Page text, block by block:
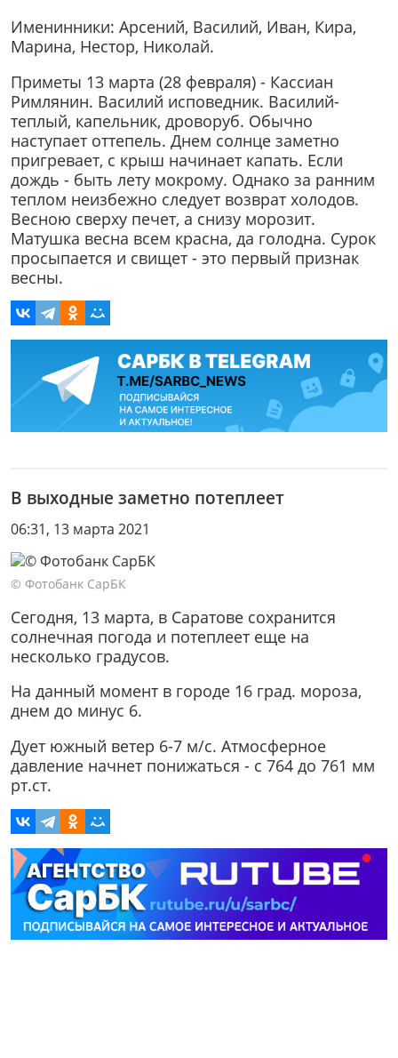
Именинники: Арсений, Василий, Иван, Кира,
Марина, Нестор, Николай.
Приметы 13 марта (28 февраля) - Кассиан
Римлянин. Василий исповедник. Василий-
теплый, капельник, дроворуб. Обычно
наступает оттепель. Днем солнце заметно
пригревает, с крыш начинает капать. Если
дождь - быть лету мокрому. Однако за ранним
теплом неизбежно следует возврат холодов.
Весною сверху печет, а снизу морозит.
Матушка весна всем красна, да голодна. Сурок
просыпается и свищет - это первый признак
весны.
В выходные заметно потеплеет
06:31, 13 марта 2021
© Фотобанк СарБК
Сегодня, 13 марта, в Саратове сохранится
солнечная погода и потеплеет еще на
несколько градусов.
На данный момент в городе 16 град. мороза,
днем до минус 6.
Дует южный ветер 6-7 м/с. Атмосферное
давление начнет понижаться - с 764 до 761 мм
рт.ст.